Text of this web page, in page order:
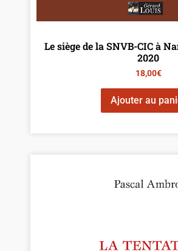
Le siège de la SNVB-CIC à
2020
18,00€
Ajouter au